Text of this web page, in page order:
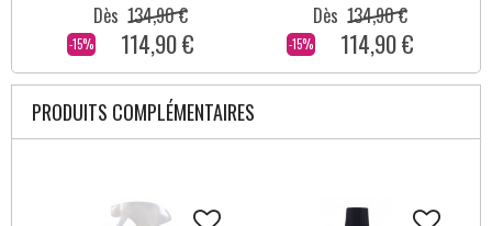
-15%
Dès 134,90 €
114,90 € -15%
Dès 134,90 €
114,90 €
PRODUITS COMPLÉMENTAIRES